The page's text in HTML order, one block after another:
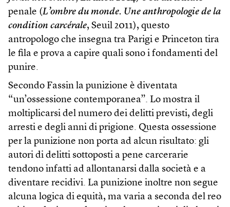
penale (L’ombre du monde. Une anthropologie de la
condition carcérale, Seuil 2011), questo
antropologo che insegna tra Parigi e Princeton tira
le fila e prova a capire quali sono i fondamenti del
punire.
Secondo Fassin la punizione è diventata
“un’ossessione contemporanea”. Lo mostra il
moltiplicarsi del numero dei delitti previsti, degli
arresti e degli anni di prigione. Questa ossessione
per la punizione non porta ad alcun risultato: gli
autori di delitti sottoposti a pene carcerarie
tendono infatti ad allontanarsi dalla società e a
diventare recidivi. La punizione inoltre non segue
alcuna logica di equità, ma varia a seconda del reo